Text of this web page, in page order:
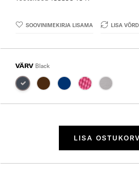
SOOVINIMEKIRJA LISAMA LISA
VÄRV Black
LISA